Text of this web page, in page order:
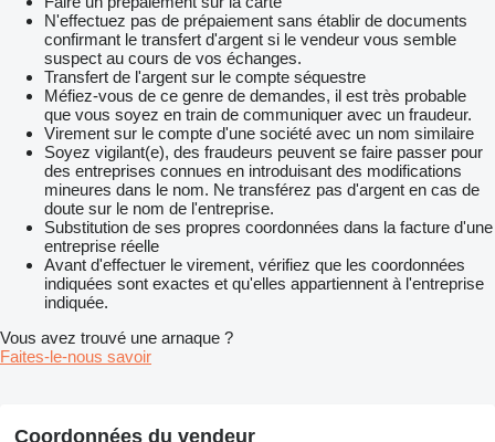
N'effectuez pas de prépaiement sans établir de documents
confirmant le transfert d'argent si le vendeur vous semble
suspect au cours de vos échanges.
Transfert de l'argent sur le compte séquestre
Méfiez-vous de ce genre de demandes, il est très probable
que vous soyez en train de communiquer avec un fraudeur.
Virement sur le compte d'une société avec un nom similaire
Soyez vigilant(e), des fraudeurs peuvent se faire passer pour
des entreprises connues en introduisant des modifications
mineures dans le nom. Ne transférez pas d'argent en cas de
doute sur le nom de l'entreprise.
Substitution de ses propres coordonnées dans la facture d'une
entreprise réelle
Avant d'effectuer le virement, vérifiez que les coordonnées
indiquées sont exactes et qu'elles appartiennent à l'entreprise
indiquée.
Vous avez trouvé une arnaque ?
Faites-le-nous savoir
Coordonnées du vendeur